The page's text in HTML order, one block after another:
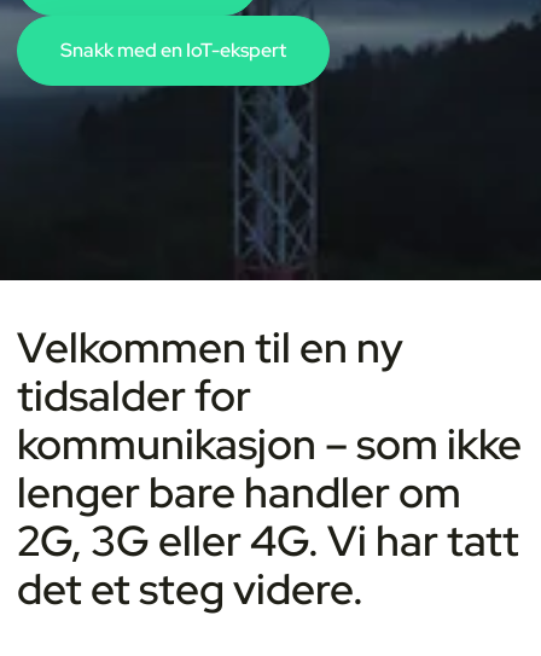
Snakk med en IoT-ekspert
Velkommen til en ny
tidsalder for
kommunikasjon – som ikke
lenger bare handler om
2G, 3G eller 4G. Vi har tatt
det et steg videre.